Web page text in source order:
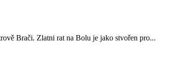
Brači. Zlatni rat na Bolu je jako stvořen pro...